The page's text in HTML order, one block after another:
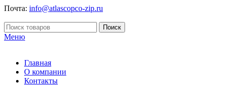
Почта: info@atlascopco-zip.ru
Поиск
Меню
Главная
О компании
Контакты